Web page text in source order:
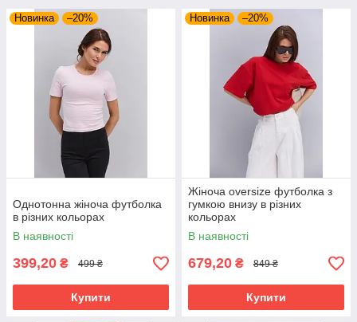
Новинка –20%
Однотонна жіноча футболка
в різних кольорах
В наявності
399,20 ₴ 499 ₴
Купити
Новинка –20%
Жіноча oversize футболка з
гумкою внизу в різних
кольорах
В наявності
679,20 ₴ 849 ₴
Купити